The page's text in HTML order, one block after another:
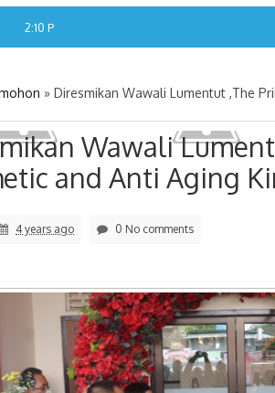
2:10 PM
» Diresmikan Wawali Lumentut ,The
Wawali
and Anti Aging
4 years ago 0 No comments